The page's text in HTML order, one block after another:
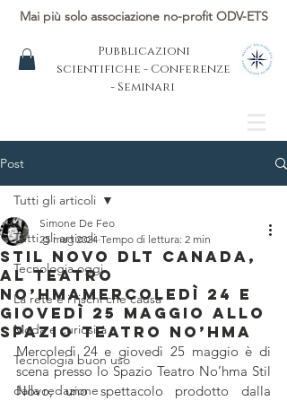
Mai più solo associazione no-profit ODV-ETS
Pubblicazioni
scientifiche - Conferenze
- Seminari
Post
Tutti gli articoli
Tecnologia oggi
La rete e i rischi che causa
Moda e curiosità
Tecnologia buon uso
dalla redazione
Tutti gli articoli
Stil Novo DLT CANADA,
al teatro
No’HmaMercoledì 24 e
giovedì 25 maggio allo
Spazio Teatro No’hma
Simone De Feo
25 mag 2024 Tempo di lettura: 2 min
Mercoledì 24 e giovedì 25 maggio è di
scena presso lo Spazio Teatro No’hma Stil
Novo, uno spettacolo prodotto dalla